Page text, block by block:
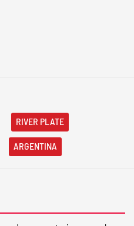
RIVER PLATE
ARGENTINA